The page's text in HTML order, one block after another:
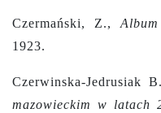
Czermański, Z.,
1923.
Czerwinska-Jedrusiak
mazowieckim w latach